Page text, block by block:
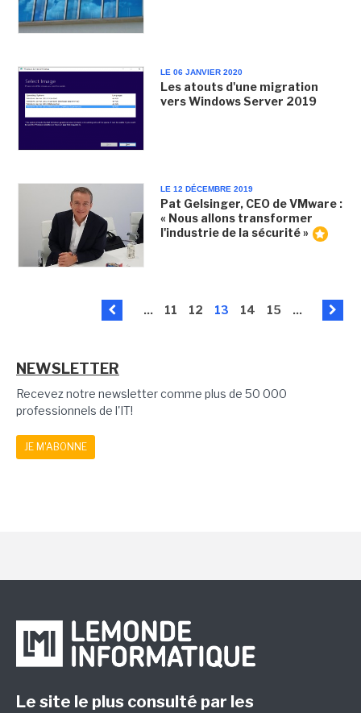
LE 06 JANVIER 2020
Les atouts d'une migration
vers Windows Server 2019
LE 12 DÉCEMBRE 2019
Pat Gelsinger, CEO de VMware :
« Nous allons transformer
l'industrie de la sécurité »
... 11 12 13 14 15 ...
NEWSLETTER
Recevez notre newsletter comme plus de 50 000
professionnels de l'IT!
JE M'ABONNE
Le site le plus consulté par les